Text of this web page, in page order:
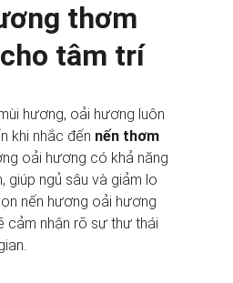
thơm
tâm trí
hương, oải hương luôn
khi nhắc đến nến thơm
oải hương có khả năng
giúp ngủ sâu và giảm lo
nến hương oải hương
cảm nhận rõ sự thư thái